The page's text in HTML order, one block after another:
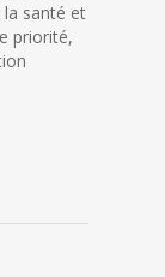
la santé et
priorité,